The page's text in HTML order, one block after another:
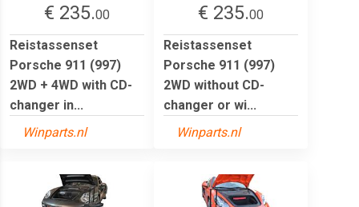
€ 235.00
Reistassenset
Porsche 911 (997)
2WD + 4WD with CD-
changer in...
Winparts.nl
€ 235.00
Reistassenset
Porsche 911 (997)
2WD without CD-
changer or wi...
Winparts.nl